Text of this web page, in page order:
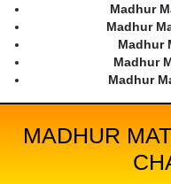
Madhur
Madhur
Madhur
Madhur
Madhur
MADHUR